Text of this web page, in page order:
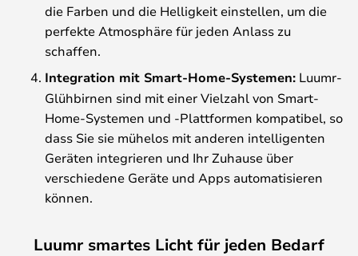
die Farben und die Helligkeit einstellen, um die
perfekte Atmosphäre für jeden Anlass zu
schaffen.
Integration mit Smart-Home-Systemen: Luumr-
Glühbirnen sind mit einer Vielzahl von Smart-
Home-Systemen und -Plattformen kompatibel, so
dass Sie sie mühelos mit anderen intelligenten
Geräten integrieren und Ihr Zuhause über
verschiedene Geräte und Apps automatisieren
können.
Luumr smartes Licht für jeden Bedarf